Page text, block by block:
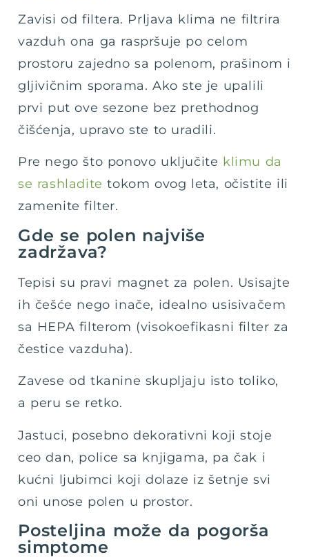
Zavisi od filtera. Prljava klima ne filtrira
vazduh ona ga raspršuje po celom
prostoru zajedno sa polenom, prašinom i
gljivičnim sporama. Ako ste je upalili
prvi put ove sezone bez prethodnog
čišćenja, upravo ste to uradili.
Pre nego što ponovo uključite klimu da
se rashladite tokom ovog leta, očistite ili
zamenite filter.
Gde se polen najviše
zadržava?
Tepisi su pravi magnet za polen. Usisajte
ih češće nego inače, idealno usisivačem
sa HEPA filterom (visokoefikasni filter za
čestice vazduha).
Zavese od tkanine skupljaju isto toliko,
a peru se retko.
Jastuci, posebno dekorativni koji stoje
ceo dan, police sa knjigama, pa čak i
kućni ljubimci koji dolaze iz šetnje svi
oni unose polen u prostor.
Posteljina može da pogorša
simptome